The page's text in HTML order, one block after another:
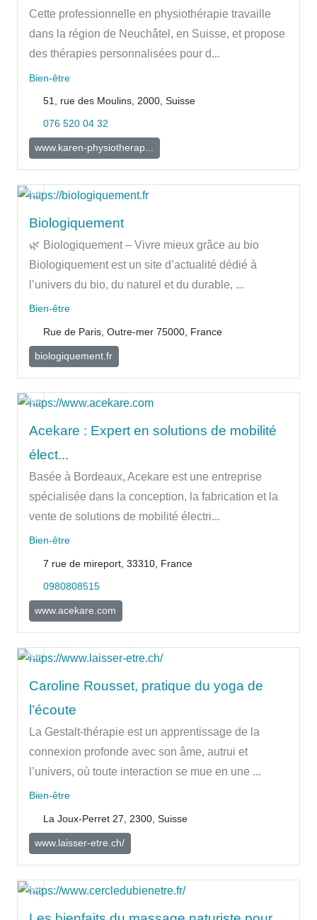
Cette professionnelle en physiothérapie travaille
dans la région de Neuchâtel, en Suisse, et propose
des thérapies personnalisées pour d...
Bien-être
51, rue des Moulins, 2000, Suisse
076 520 04 32
www.karen-physiotherap...
Biologiquement
🌿 Biologiquement – Vivre mieux grâce au bio
Biologiquement est un site d’actualité dédié à
l’univers du bio, du naturel et du durable, ...
Bien-être
Rue de Paris, Outre-mer 75000, France
biologiquement.fr
Acekare : Expert en solutions de mobilité
élect...
Basée à Bordeaux, Acekare est une entreprise
spécialisée dans la conception, la fabrication et la
vente de solutions de mobilité électri...
Bien-être
7 rue de mireport, 33310, France
0980808515
www.acekare.com
Caroline Rousset, pratique du yoga de
l’écoute
La Gestalt-thérapie est un apprentissage de la
connexion profonde avec son âme, autrui et
l’univers, où toute interaction se mue en une ...
Bien-être
La Joux-Perret 27, 2300, Suisse
www.laisser-etre.ch/